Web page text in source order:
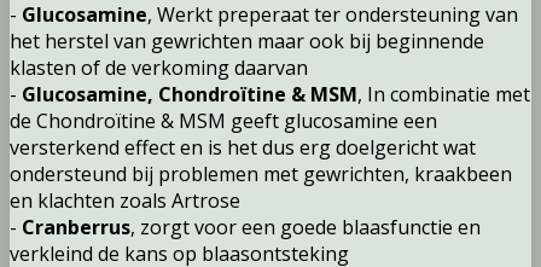
- Glucosamine, Werkt preperaat ter ondersteuning van
het herstel van gewrichten maar ook bij beginnende
klasten of de verkoming daarvan
- Glucosamine, Chondroïtine & MSM, In combinatie met
de Chondroïtine & MSM geeft glucosamine een
versterkend effect en is het dus erg doelgericht wat
ondersteund bij problemen met gewrichten, kraakbeen
en klachten zoals Artrose
- Cranberrus, zorgt voor een goede blaasfunctie en
verkleind de kans op blaasontsteking